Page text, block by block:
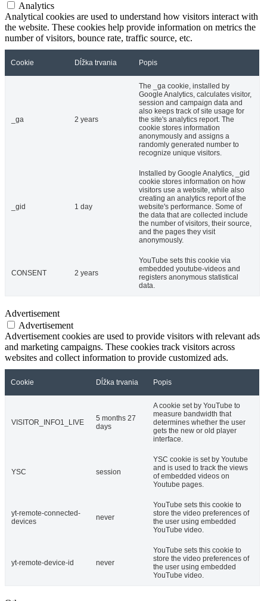
Analytics
Analytical cookies are used to understand how visitors interact with
the website. These cookies help provide information on metrics the
number of visitors, bounce rate, traffic source, etc.
Cookie Dĺžka trvania Popis
_ga 2 years
The _ga cookie, installed by
Google Analytics, calculates visitor,
session and campaign data and
also keeps track of site usage for
the site's analytics report. The
cookie stores information
anonymously and assigns a
randomly generated number to
recognize unique visitors.
_gid 1 day
Installed by Google Analytics, _gid
cookie stores information on how
visitors use a website, while also
creating an analytics report of the
website's performance. Some of
the data that are collected include
the number of visitors, their source,
and the pages they visit
anonymously.
CONSENT 2 years
YouTube sets this cookie via
embedded youtube-videos and
registers anonymous statistical
data.
Advertisement
Advertisement
Advertisement cookies are used to provide visitors with relevant ads
and marketing campaigns. These cookies track visitors across
websites and collect information to provide customized ads.
Cookie Dĺžka trvania Popis
VISITOR_INFO1_LIVE
5 months 27
days
A cookie set by YouTube to
measure bandwidth that
determines whether the user
gets the new or old player
interface.
YSC session
YSC cookie is set by Youtube
and is used to track the views
of embedded videos on
Youtube pages.
yt-remote-connected-
devices
never
YouTube sets this cookie to
store the video preferences of
the user using embedded
YouTube video.
yt-remote-device-id never
YouTube sets this cookie to
store the video preferences of
the user using embedded
YouTube video.